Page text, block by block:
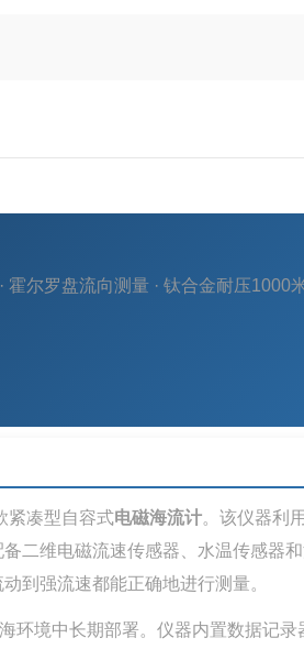
尔罗盘流向测量 · 钛合金耐压1000
紧凑型自容式电磁海流计。该仪器利
二维电磁流速传感器、水温传感器
到强流速都能正确地进行测量。
环境中长期部署。仪器内置数据记